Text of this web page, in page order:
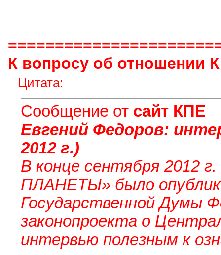
К вопросу об отношении
Цитата:
Сообщение от сайт КПЕ
Евгений Федоров:
2012 г.)
В конце сентября 2012
ПЛАНЕТЫ» было
Государственной Думы
законопроекта о
интервью полезным к